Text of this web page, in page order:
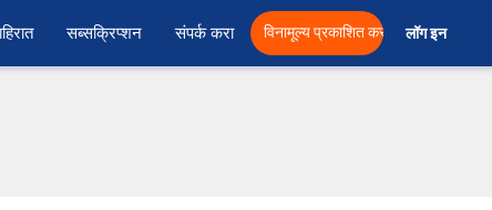
सब्सक्रिप्शन संपर्क करा विनामूल्य प्रकाशित करा लॉग इन